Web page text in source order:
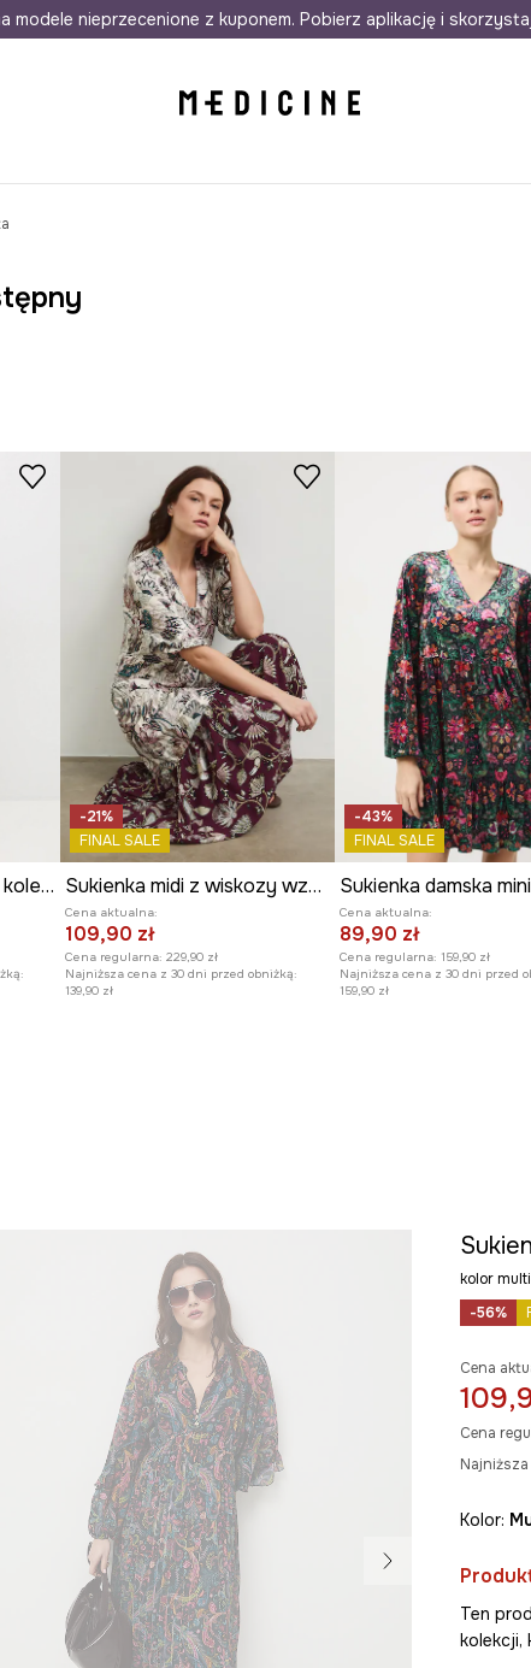
w 24h Darmowa dostawa do salonów 30
modele nieprzecenione z kuponem. Pobierz aplikację i
Sukienka damska midi z kolekcji Eviva L'arte
-21%
FINAL SALE
Sukienka midi z wiskozy wzorzysta
Cena aktualna:
109,90 zł
Cena regularna: 229,90 zł
Najniższa cena z 30 dni przed obniżką:
139,90 zł
-43%
FINAL SALE
Cena aktualna:
89,90 zł
Cena regularna: 159,90 zł
Najniższa cena z 30 dni przed
159,90 zł
kolor
-56%
Cena
Cena
Kolor:
Ten
kolekcji,